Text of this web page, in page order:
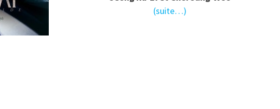
(suite…)